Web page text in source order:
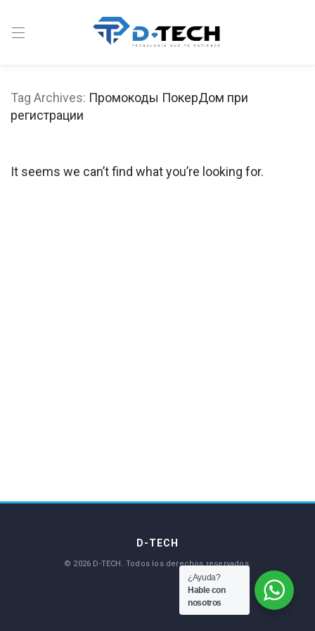
Tag Archives: Промокоды ПокерДом при
регистрации
It seems we can’t find what you’re looking for.
¿Ayuda?
Hable con
nosotros